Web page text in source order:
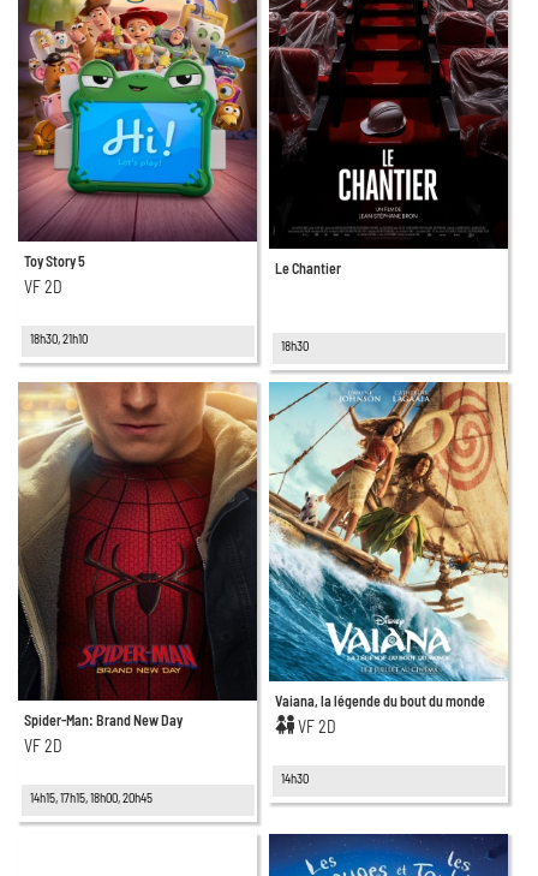
Toy Story 5
VF 2D
18h30, 21h10
Le Chantier
18h30
Spider-Man: Brand New Day
VF 2D
14h15, 17h15, 18h00, 20h45
Vaiana, la légende du bout du monde
VF 2D
14h30